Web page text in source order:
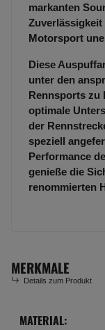
markanten
Motorsport
Diese
unter den
Rennsports zu
optimale
der
speziell
Performance
genieße die
renommierten
MERKMALE
Details zum Produkt
Wert
MATERIAL: